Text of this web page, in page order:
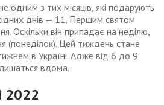
одним з тих місяців, які подарують
днів — 11. Першим святом
Оскільки він припадає на неділю,
(понеділок). Цей тиждень стане
в Україні. Адже від 6 до 9
вдома.
2022